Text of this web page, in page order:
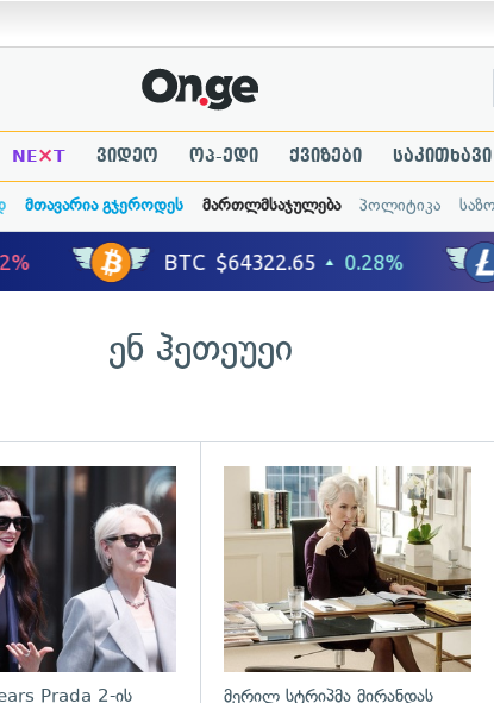
NE×T ვიდეო ოპ-ედი ქვიზები საკითხავი
მთავარია გჯეროდეს მართლმსაჯულება პოლიტიკა
ენ ჰეთეუეი
გადახედვა
Prada 2-ის
მერილ სტრიპმა მირანდას